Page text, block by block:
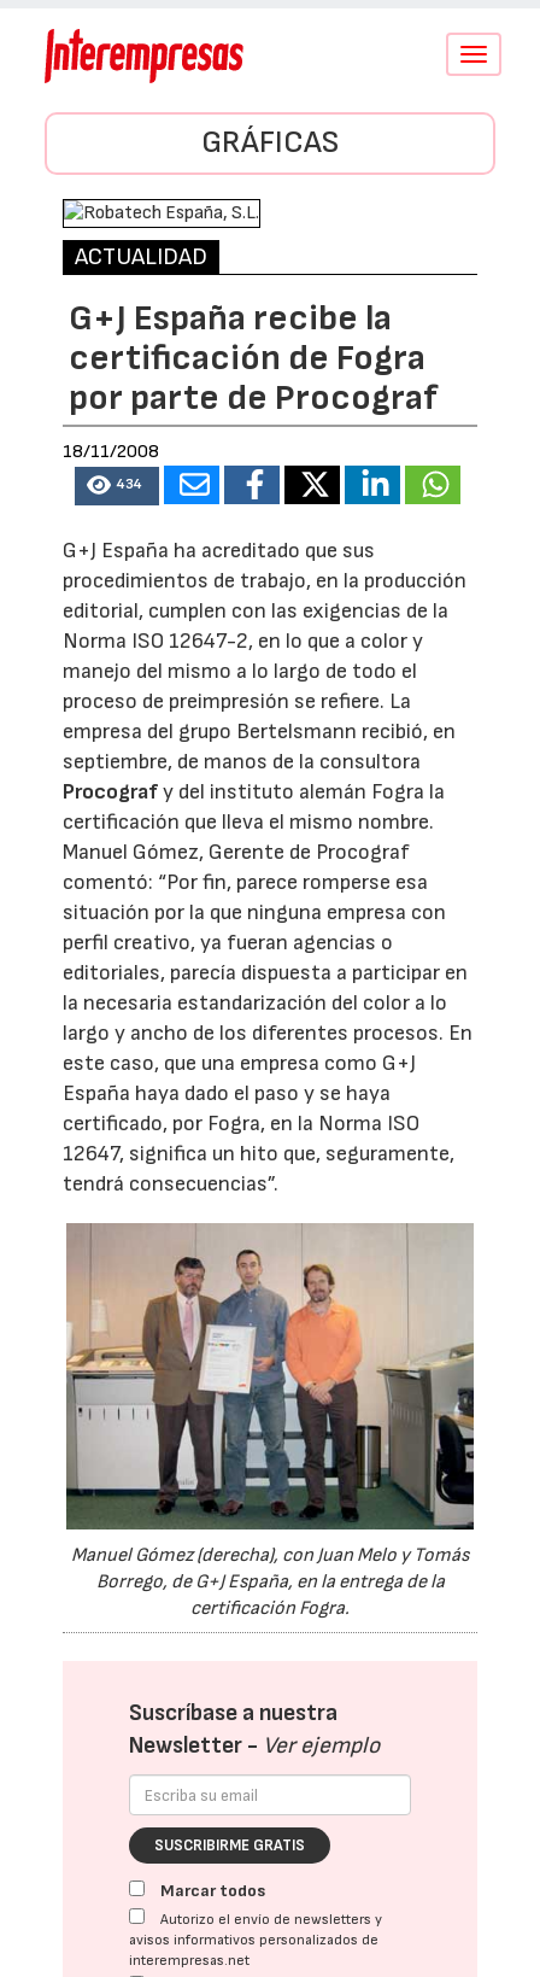
Conmutar
GRÁFICAS
ACTUALIDAD
G+J España recibe la
certificación de Fogra
por parte de Procograf
18/11/2008
434
G+J España ha acreditado que sus
procedimientos de trabajo, en la producción
editorial, cumplen con las exigencias de la
Norma ISO 12647-2, en lo que a color y
manejo del mismo a lo largo de todo el
proceso de preimpresión se refiere. La
empresa del grupo Bertelsmann recibió, en
septiembre, de manos de la consultora
Procografy del instituto alemán Fogra la
certificación que lleva el mismo nombre.
Manuel Gómez, Gerente de Procograf
comentó: “Por fin, parece romperse esa
situación por la que ninguna empresa con
perfil creativo, ya fueran agencias o
editoriales, parecía dispuesta a participar en
la necesaria estandarización del color a lo
largo y ancho de los diferentes procesos. En
este caso, que una empresa como G+J
España haya dado el paso y se haya
certificado, por Fogra, en la Norma ISO
12647, significa un hito que, seguramente,
tendrá consecuencias”.
Manuel Gómez (derecha), con Juan Melo y Tomás
Borrego, de G+J España, en la entrega de la
certificación Fogra.
Suscríbase a nuestra
Newsletter - Ver ejemplo
SUSCRIBIRME GRATIS
Marcar todos
Autorizo el envío de newsletters y
avisos informativos personalizados de
interempresas.net